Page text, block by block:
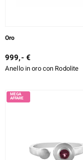
Oro
999,- €
Anello in oro con Rodolite